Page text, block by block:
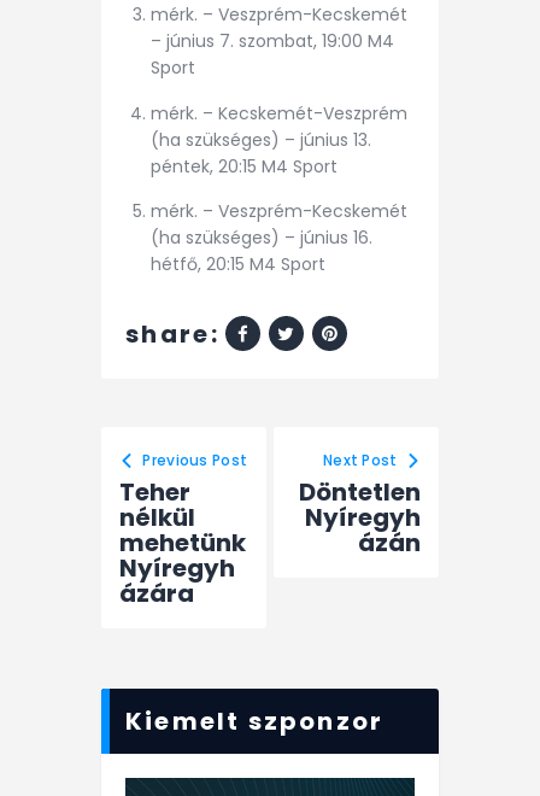
mérk. – Veszprém-Kecskemét
– június 7. szombat, 19:00 M4
Sport
mérk. – Kecskemét-Veszprém
(ha szükséges) – június 13.
péntek, 20:15 M4 Sport
mérk. – Veszprém-Kecskemét
(ha szükséges) – június 16.
hétfő, 20:15 M4 Sport
share:
Previous Post
Teher
nélkül
mehetünk
Nyíregyh
ázára
Next Post
Döntetlen
Nyíregyh
ázán
Kiemelt szponzor